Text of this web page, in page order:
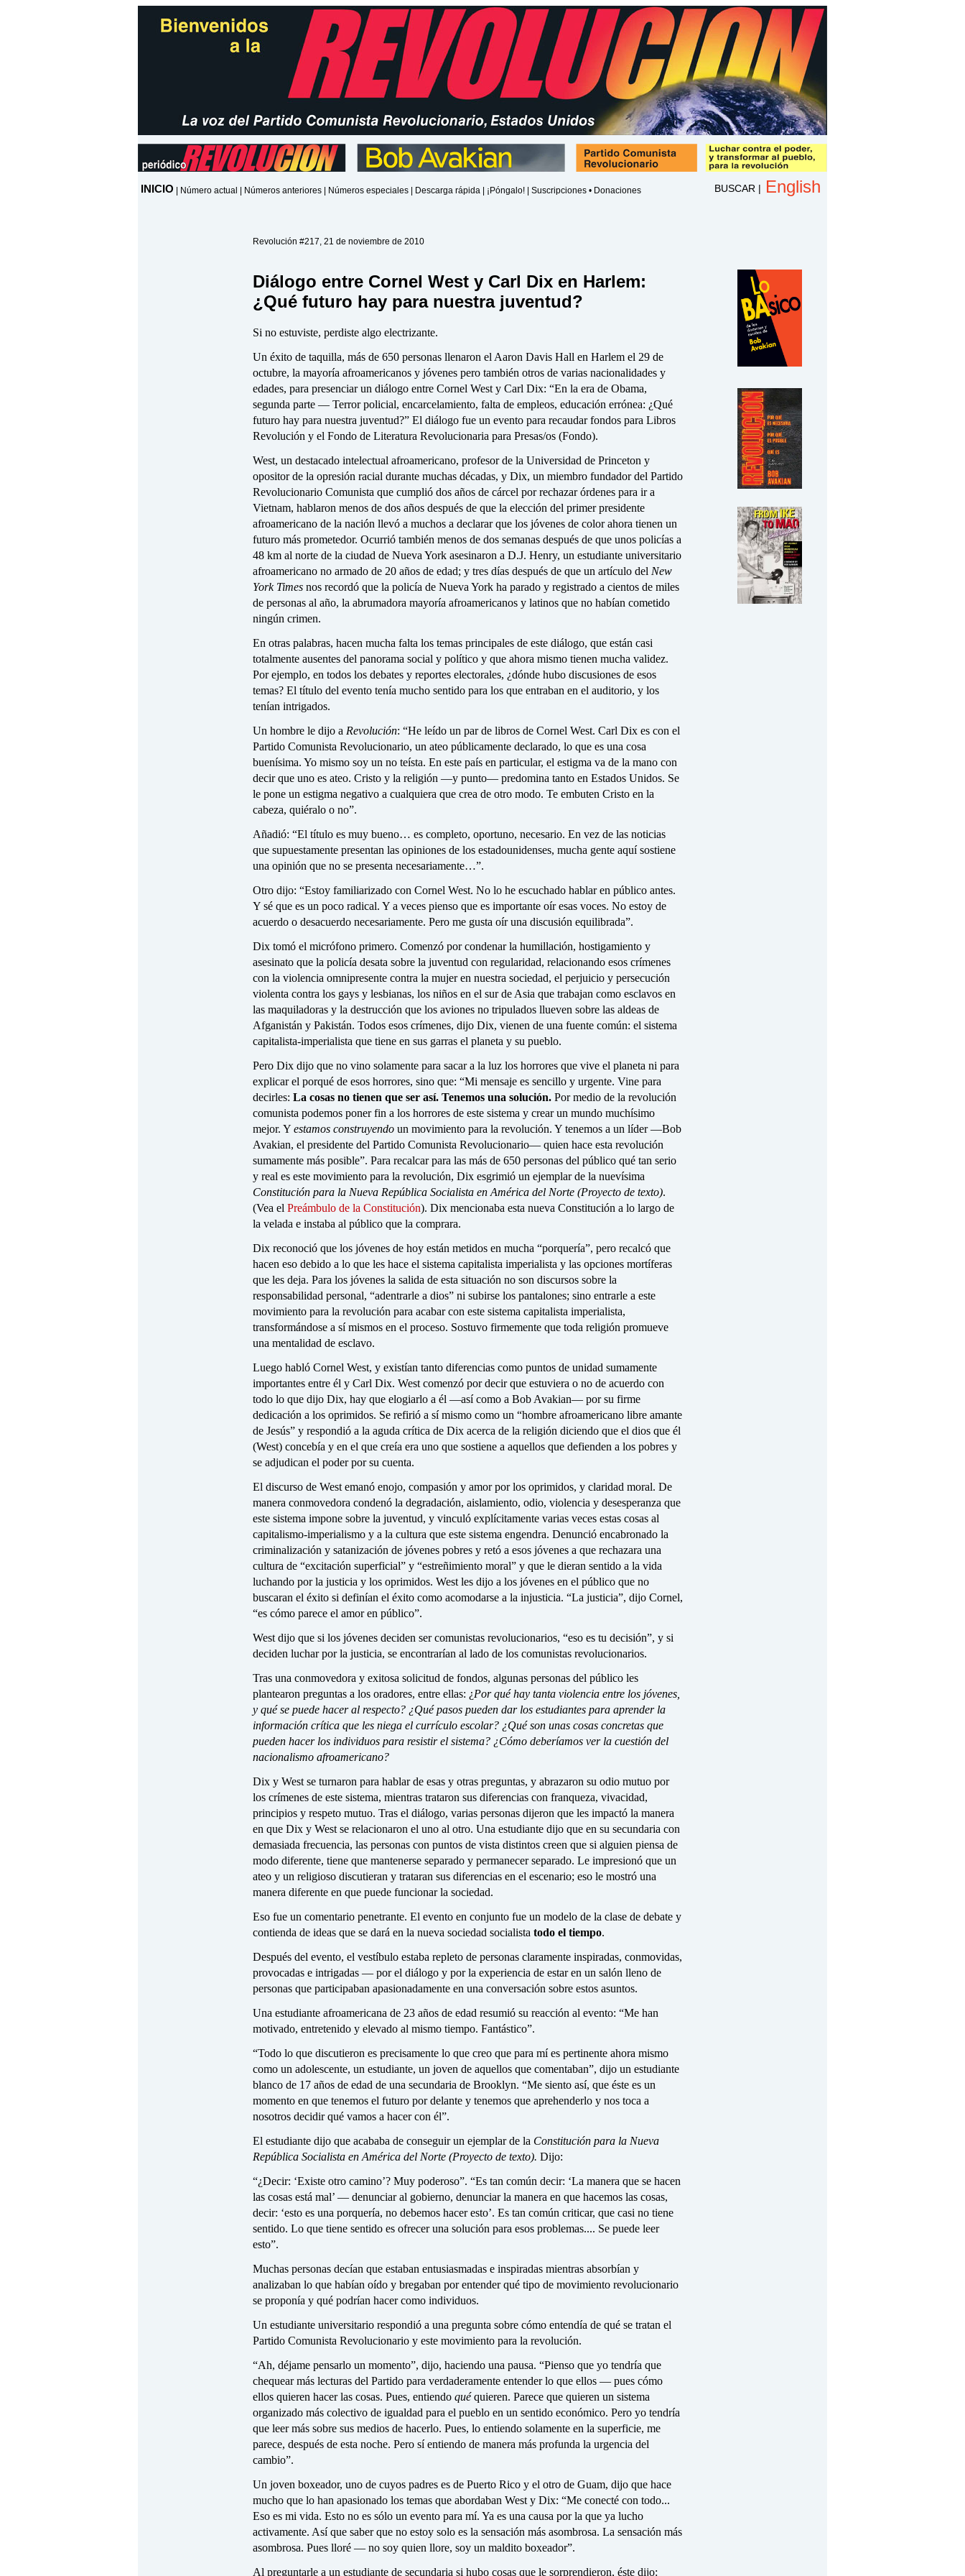
INICIO Número actual Números anteriores Números especiales Descarga rápida ¡Póngalo! Suscripciones • Donaciones English
BUSCAR |
Revolución #217, 21 de noviembre de 2010
Diálogo entre Cornel West y Carl Dix en Harlem:
¿Qué futuro hay para nuestra juventud?
Si no estuviste, perdiste algo electrizante.
Un éxito de taquilla, más de 650 personas llenaron el Aaron Davis Hall en Harlem el 29 de
octubre, la mayoría afroamericanos y jóvenes pero también otros de varias nacionalidades y
edades, para presenciar un diálogo entre Cornel West y Carl Dix: “En la era de Obama,
segunda parte — Terror policial, encarcelamiento, falta de empleos, educación errónea: ¿Qué
futuro hay para nuestra juventud?” El diálogo fue un evento para recaudar fondos para Libros
Revolución y el Fondo de Literatura Revolucionaria para Presas/os (Fondo).
West, un destacado intelectual afroamericano, profesor de la Universidad de Princeton y
opositor de la opresión racial durante muchas décadas, y Dix, un miembro fundador del Partido
Revolucionario Comunista que cumplió dos años de cárcel por rechazar órdenes para ir a
Vietnam, hablaron menos de dos años después de que la elección del primer presidente
afroamericano de la nación llevó a muchos a declarar que los jóvenes de color ahora tienen un
futuro más prometedor. Ocurrió también menos de dos semanas después de que unos policías a
48 km al norte de la ciudad de Nueva York asesinaron a D.J. Henry, un estudiante universitario
afroamericano no armado de 20 años de edad; y tres días después de que un artículo del New
York Times nos recordó que la policía de Nueva York ha parado y registrado a cientos de miles
de personas al año, la abrumadora mayoría afroamericanos y latinos que no habían cometido
ningún crimen.
En otras palabras, hacen mucha falta los temas principales de este diálogo, que están casi
totalmente ausentes del panorama social y político y que ahora mismo tienen mucha validez.
Por ejemplo, en todos los debates y reportes electorales, ¿dónde hubo discusiones de esos
temas? El título del evento tenía mucho sentido para los que entraban en el auditorio, y los
tenían intrigados.
Un hombre le dijo a Revolución: “He leído un par de libros de Cornel West. Carl Dix es con el
Partido Comunista Revolucionario, un ateo públicamente declarado, lo que es una cosa
buenísima. Yo mismo soy un no teísta. En este país en particular, el estigma va de la mano con
decir que uno es ateo. Cristo y la religión —y punto— predomina tanto en Estados Unidos. Se
le pone un estigma negativo a cualquiera que crea de otro modo. Te embuten Cristo en la
cabeza, quiéralo o no”.
Añadió: “El título es muy bueno… es completo, oportuno, necesario. En vez de las noticias
que supuestamente presentan las opiniones de los estadounidenses, mucha gente aquí sostiene
una opinión que no se presenta necesariamente…”.
Otro dijo: “Estoy familiarizado con Cornel West. No lo he escuchado hablar en público antes.
Y sé que es un poco radical. Y a veces pienso que es importante oír esas voces. No estoy de
acuerdo o desacuerdo necesariamente. Pero me gusta oír una discusión equilibrada”.
Dix tomó el micrófono primero. Comenzó por condenar la humillación, hostigamiento y
asesinato que la policía desata sobre la juventud con regularidad, relacionando esos crímenes
con la violencia omnipresente contra la mujer en nuestra sociedad, el perjuicio y persecución
violenta contra los gays y lesbianas, los niños en el sur de Asia que trabajan como esclavos en
las maquiladoras y la destrucción que los aviones no tripulados llueven sobre las aldeas de
Afganistán y Pakistán. Todos esos crímenes, dijo Dix, vienen de una fuente común: el sistema
capitalista-imperialista que tiene en sus garras el planeta y su pueblo.
Pero Dix dijo que no vino solamente para sacar a la luz los horrores que vive el planeta ni para
explicar el porqué de esos horrores, sino que: “Mi mensaje es sencillo y urgente. Vine para
decirles: La cosas no tienen que ser así. Tenemos una solución. Por medio de la revolución
comunista podemos poner fin a los horrores de este sistema y crear un mundo muchísimo
mejor. Y estamos construyendo un movimiento para la revolución. Y tenemos a un líder —Bob
Avakian, el presidente del Partido Comunista Revolucionario— quien hace esta revolución
sumamente más posible”. Para recalcar para las más de 650 personas del público qué tan serio
y real es este movimiento para la revolución, Dix esgrimió un ejemplar de la nuevísima
Constitución para la Nueva República Socialista en América del Norte (Proyecto de texto).
(Vea el Preámbulo de la Constitución). Dix mencionaba esta nueva Constitución a lo largo de
la velada e instaba al público que la comprara.
Dix reconoció que los jóvenes de hoy están metidos en mucha “porquería”, pero recalcó que
hacen eso debido a lo que les hace el sistema capitalista imperialista y las opciones mortíferas
que les deja. Para los jóvenes la salida de esta situación no son discursos sobre la
responsabilidad personal, “adentrarle a dios” ni subirse los pantalones; sino entrarle a este
movimiento para la revolución para acabar con este sistema capitalista imperialista,
transformándose a sí mismos en el proceso. Sostuvo firmemente que toda religión promueve
una mentalidad de esclavo.
Luego habló Cornel West, y existían tanto diferencias como puntos de unidad sumamente
importantes entre él y Carl Dix. West comenzó por decir que estuviera o no de acuerdo con
todo lo que dijo Dix, hay que elogiarlo a él —así como a Bob Avakian— por su firme
dedicación a los oprimidos. Se refirió a sí mismo como un “hombre afroamericano libre amante
de Jesús” y respondió a la aguda crítica de Dix acerca de la religión diciendo que el dios que él
(West) concebía y en el que creía era uno que sostiene a aquellos que defienden a los pobres y
se adjudican el poder por su cuenta.
El discurso de West emanó enojo, compasión y amor por los oprimidos, y claridad moral. De
manera conmovedora condenó la degradación, aislamiento, odio, violencia y desesperanza que
este sistema impone sobre la juventud, y vinculó explícitamente varias veces estas cosas al
capitalismo-imperialismo y a la cultura que este sistema engendra. Denunció encabronado la
criminalización y satanización de jóvenes pobres y retó a esos jóvenes a que rechazara una
cultura de “excitación superficial” y “estreñimiento moral” y que le dieran sentido a la vida
luchando por la justicia y los oprimidos. West les dijo a los jóvenes en el público que no
buscaran el éxito si definían el éxito como acomodarse a la injusticia. “La justicia”, dijo Cornel,
“es cómo parece el amor en público”.
West dijo que si los jóvenes deciden ser comunistas revolucionarios, “eso es tu decisión”, y si
deciden luchar por la justicia, se encontrarían al lado de los comunistas revolucionarios.
Tras una conmovedora y exitosa solicitud de fondos, algunas personas del público les
plantearon preguntas a los oradores, entre ellas: ¿Por qué hay tanta violencia entre los jóvenes,
y qué se puede hacer al respecto? ¿Qué pasos pueden dar los estudiantes para aprender la
información crítica que les niega el currículo escolar? ¿Qué son unas cosas concretas que
pueden hacer los individuos para resistir el sistema? ¿Cómo deberíamos ver la cuestión del
nacionalismo afroamericano?
Dix y West se turnaron para hablar de esas y otras preguntas, y abrazaron su odio mutuo por
los crímenes de este sistema, mientras trataron sus diferencias con franqueza, vivacidad,
principios y respeto mutuo. Tras el diálogo, varias personas dijeron que les impactó la manera
en que Dix y West se relacionaron el uno al otro. Una estudiante dijo que en su secundaria con
demasiada frecuencia, las personas con puntos de vista distintos creen que si alguien piensa de
modo diferente, tiene que mantenerse separado y permanecer separado. Le impresionó que un
ateo y un religioso discutieran y trataran sus diferencias en el escenario; eso le mostró una
manera diferente en que puede funcionar la sociedad.
Eso fue un comentario penetrante. El evento en conjunto fue un modelo de la clase de debate y
contienda de ideas que se dará en la nueva sociedad socialista todo el tiempo.
Después del evento, el vestíbulo estaba repleto de personas claramente inspiradas, conmovidas,
provocadas e intrigadas — por el diálogo y por la experiencia de estar en un salón lleno de
personas que participaban apasionadamente en una conversación sobre estos asuntos.
Una estudiante afroamericana de 23 años de edad resumió su reacción al evento: “Me han
motivado, entretenido y elevado al mismo tiempo. Fantástico”.
“Todo lo que discutieron es precisamente lo que creo que para mí es pertinente ahora mismo
como un adolescente, un estudiante, un joven de aquellos que comentaban”, dijo un estudiante
blanco de 17 años de edad de una secundaria de Brooklyn. “Me siento así, que éste es un
momento en que tenemos el futuro por delante y tenemos que aprehenderlo y nos toca a
nosotros decidir qué vamos a hacer con él”.
El estudiante dijo que acababa de conseguir un ejemplar de la Constitución para la Nueva
República Socialista en América del Norte (Proyecto de texto). Dijo:
“¿Decir: ‘Existe otro camino’? Muy poderoso”. “Es tan común decir: ‘La manera que se hacen
las cosas está mal’ — denunciar al gobierno, denunciar la manera en que hacemos las cosas,
decir: ‘esto es una porquería, no debemos hacer esto’. Es tan común criticar, que casi no tiene
sentido. Lo que tiene sentido es ofrecer una solución para esos problemas.... Se puede leer
esto”.
Muchas personas decían que estaban entusiasmadas e inspiradas mientras absorbían y
analizaban lo que habían oído y bregaban por entender qué tipo de movimiento revolucionario
se proponía y qué podrían hacer como individuos.
Un estudiante universitario respondió a una pregunta sobre cómo entendía de qué se tratan el
Partido Comunista Revolucionario y este movimiento para la revolución.
“Ah, déjame pensarlo un momento”, dijo, haciendo una pausa. “Pienso que yo tendría que
chequear más lecturas del Partido para verdaderamente entender lo que ellos — pues cómo
ellos quieren hacer las cosas. Pues, entiendo quéquieren. Parece que quieren un sistema
organizado más colectivo de igualdad para el pueblo en un sentido económico. Pero yo tendría
que leer más sobre sus medios de hacerlo. Pues, lo entiendo solamente en la superficie, me
parece, después de esta noche. Pero sí entiendo de manera más profunda la urgencia del
cambio”.
Un joven boxeador, uno de cuyos padres es de Puerto Rico y el otro de Guam, dijo que hace
mucho que lo han apasionado los temas que abordaban West y Dix: “Me conecté con todo...
Eso es mi vida. Esto no es sólo un evento para mí. Ya es una causa por la que ya lucho
activamente. Así que saber que no estoy solo es la sensación más asombrosa. La sensación más
asombrosa. Pues lloré — no soy quien llore, soy un maldito boxeador”.
Al preguntarle a un estudiante de secundaria si hubo cosas que le sorprendieron, éste dijo: